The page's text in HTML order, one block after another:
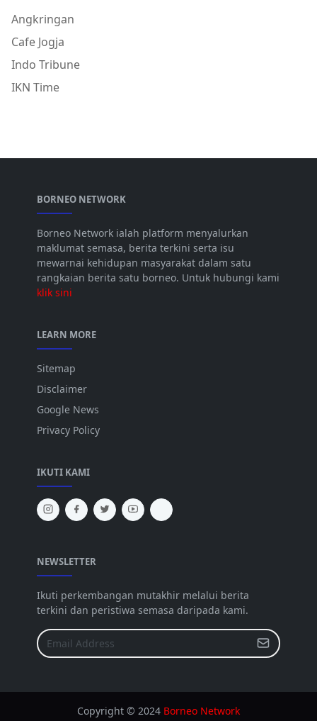
Angkringan
Cafe Jogja
Indo Tribune
IKN Time
BORNEO NETWORK
Borneo Network ialah platform menyalurkan
maklumat semasa, berita terkini serta isu
mewarnai kehidupan masyarakat dalam satu
rangkaian berita satu borneo. Untuk hubungi kami
klik sini
LEARN MORE
Sitemap
Disclaimer
Google News
Privacy Policy
IKUTI KAMI
NEWSLETTER
Ikuti perkembangan mutakhir melalui berita
terkini dan peristiwa semasa daripada kami.
Copyright © 2024 Borneo Network